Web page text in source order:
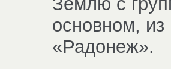
основном,
«Радонеж».